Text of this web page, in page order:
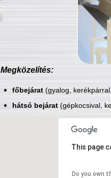
Megközelítés:
főbejárat(gyalog,
hátsó bejárat(gépkocsival,
This page
Do you own